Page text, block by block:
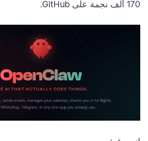
170 ألف نجمة على GitHub.